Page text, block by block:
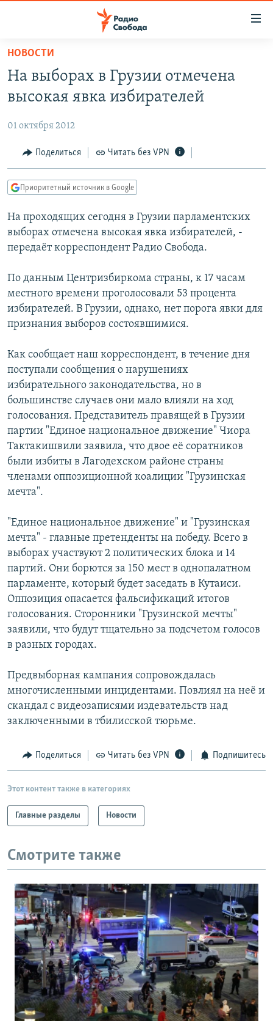
упрощенного
доступа
основному
Вернутся
главной
навигации
Вернутся
поиску
ПРОГРАММЫ
ЦИТАТЫ СВОБОДЫ
МНЕНИЯ
IDEL.РЕАЛИИ
КАВКАЗ.РЕАЛИИ
СЕВЕР.РЕАЛИИ
РАСПИСАНИЕ ВЕЩАНИЯ
ПОДПИШИТЕСЬ НА РАССЫЛКУ
Все сайты РСЕ/РС
НОВОСТИ
На выборах в Грузии отмечена
высокая явка избирателей
01 октября 2012
Поделиться Читать без VPN
Приоритетный источник в Google
На проходящих сегодня в Грузии парламентских
выборах отмечена высокая явка избирателей, -
передаёт корреспондент Радио Свобода.
По данным Центризбиркома страны, к 17 часам
местного времени проголосовали 53 процента
избирателей. В Грузии, однако, нет порога явки для
признания выборов состоявшимися.
Как сообщает наш корреспондент, в течение дня
поступали сообщения о нарушениях
избирательного законодательства, но в
большинстве случаев они мало влияли на ход
голосования. Представитель правящей в Грузии
партии "Единое национальное движение" Чиора
Тактакишвили заявила, что двое её соратников
были избиты в Лагодехском районе страны
членами оппозиционной коалиции "Грузинская
мечта".
"Единое национальное движение" и "Грузинская
мечта" - главные претенденты на победу. Всего в
выборах участвуют 2 политических блока и 14
партий. Они борются за 150 мест в однопалатном
парламенте, который будет заседать в Кутаиси.
Оппозиция опасается фальсификаций итогов
голосования. Сторонники "Грузинской мечты"
заявили, что будут тщательно за подсчетом голосов
в разных городах.
Предвыборная кампания сопровождалась
многочисленными инцидентами. Повлиял на неё и
скандал с видеозаписями издевательств над
заключенными в тбилисской тюрьме.
Поделиться Читать без VPN Подпишитесь
Этот контент также в категориях
Главные разделы Новости
Смотрите также